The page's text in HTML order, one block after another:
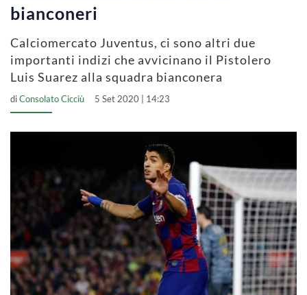
bianconeri
Calciomercato Juventus, ci sono altri due
importanti indizi che avvicinano il Pistolero
Luis Suarez alla squadra bianconera
diConsolato Cicciù 5 Set 2020 | 14:23